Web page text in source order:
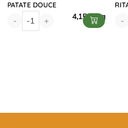
PATATE DOUCE
4,15€
- + -